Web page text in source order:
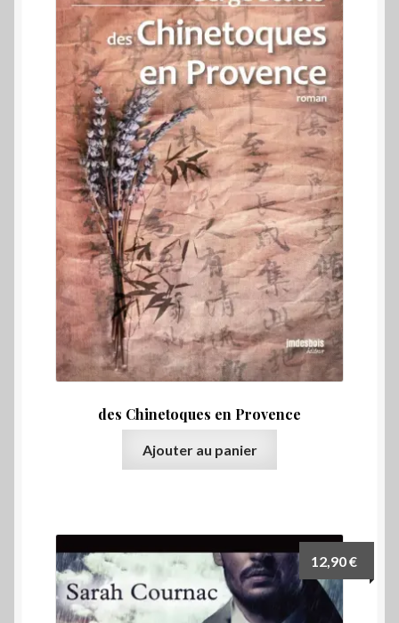
des Chinetoques en Provence
Ajouter au panier
12,90€